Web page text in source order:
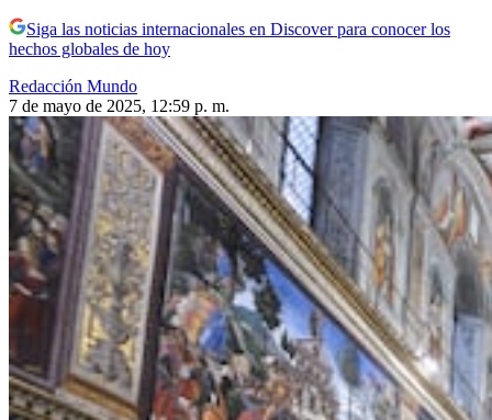
Siga las noticias internacionales en Discover para conocer los
hechos globales de hoy
Redacción Mundo
7 de mayo de 2025, 12:59 p. m.